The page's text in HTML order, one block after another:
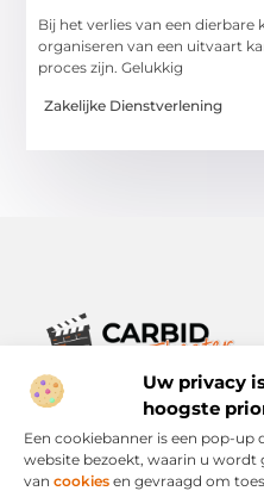
Uw privacy
hoogste
Een cookiebanner is een pop-up
website bezoekt, waarin u
van cookies en gevraagd om
Bij het verlies van een dierbare
organiseren van een uitvaart
proces zijn. Gelukkig
Zakelijke Dienstverlening
Verhalen die het
Ontdek een breed scala aan
informeren en verrijken –
Bericht categorie